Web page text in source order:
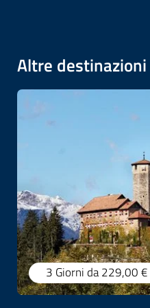
Altre destinazioni
3 Giorni da 229,00 €